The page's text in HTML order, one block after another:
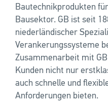
Bautechnikprodukten
Bausektor. GB ist seit
niederländischer
Verankerungssysteme
Zusammenarbeit mit
Kunden nicht nur
auch schnelle und
Anforderungen bieten.